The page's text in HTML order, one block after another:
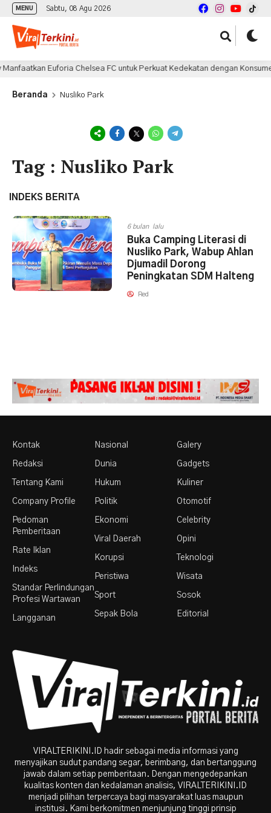
MENU Sabtu, 08 Agu 2026
Euforia Chelsea FC untuk Perkuat Kedekatan dengan Konsumen
Beranda Nusliko Park
Tag : Nusliko Park
INDEKS BERITA
6 bulan lalu
Buka Camping Literasi di
Nusliko Park, Wabup Ahlan
Djumadil Dorong
Peningkatan SDM Halteng
Red
Kontak
Redaksi
Tentang Kami
Company Profile
Pedoman
Pemberitaan
Rate Iklan
Indeks
Standar Perlindungan
Profesi Wartawan
Langganan
Nasional
Dunia
Hukum
Politik
Ekonomi
Viral Daerah
Korupsi
Peristiwa
Sport
Sepak Bola
Galery
Gadgets
Kuliner
Otomotif
Celebrity
Opini
Teknologi
Wisata
Sosok
Editorial
VIRALTERIKINI.ID hadir sebagai media informasi yang
menyajikan sudut pandang segar, berimbang, dan bertanggung
jawab dalam setiap pemberitaan. Dengan mengedepankan
kualitas konten dan kedalaman analisis, VIRALTERIKINI.ID
menjadi pilihan terpercaya bagi masyarakat luas maupun
institusi. Kami berkomitmen menjunjung tinggi prinsip